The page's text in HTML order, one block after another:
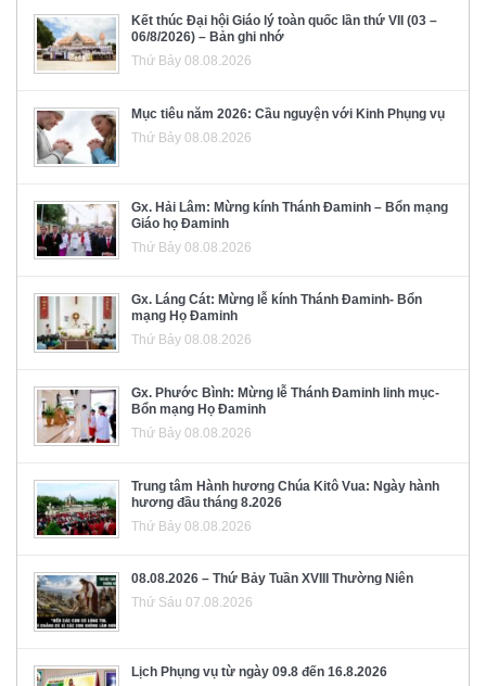
Kết thúc Đại hội Giáo lý toàn quốc lần thứ VII (03 –
06/8/2026) – Bản ghi nhớ
Thứ Bảy 08.08.2026
Mục tiêu năm 2026: Cầu nguyện với Kinh Phụng vụ
Thứ Bảy 08.08.2026
Gx. Hải Lâm: Mừng kính Thánh Đaminh – Bổn mạng
Giáo họ Đaminh
Thứ Bảy 08.08.2026
Gx. Láng Cát: Mừng lễ kính Thánh Đaminh- Bổn
mạng Họ Đaminh
Thứ Bảy 08.08.2026
Gx. Phước Bình: Mừng lễ Thánh Đaminh linh mục-
Bổn mạng Họ Đaminh
Thứ Bảy 08.08.2026
Trung tâm Hành hương Chúa Kitô Vua: Ngày hành
hương đầu tháng 8.2026
Thứ Bảy 08.08.2026
08.08.2026 – Thứ Bảy Tuần XVIII Thường Niên
Thứ Sáu 07.08.2026
Lịch Phụng vụ từ ngày 09.8 đến 16.8.2026